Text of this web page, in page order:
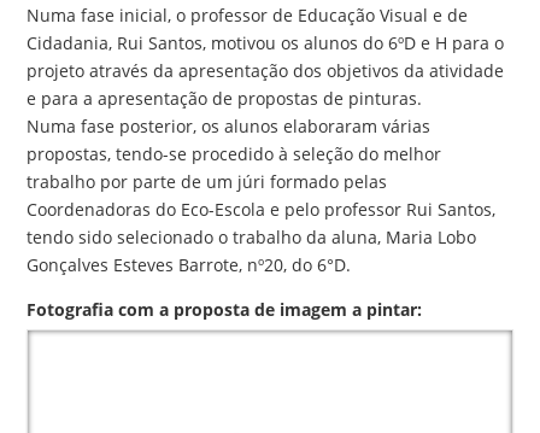
Numa fase inicial, o professor de Educação Visual e de
Cidadania, Rui Santos, motivou os alunos do 6ºD e H para o
projeto através da apresentação dos objetivos da atividade
e para a apresentação de propostas de pinturas.
Numa fase posterior, os alunos elaboraram várias
propostas, tendo-se procedido à seleção do melhor
trabalho por parte de um júri formado pelas
Coordenadoras do Eco-Escola e pelo professor Rui Santos,
tendo sido selecionado o trabalho da aluna, Maria Lobo
Gonçalves Esteves Barrote, nº20, do 6°D.
Fotografia com a proposta de imagem a pintar: